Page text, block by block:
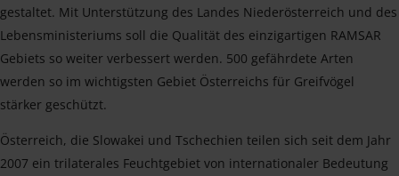
gestaltet. Mit Unterstützung des Landes Niederösterreich und des
Lebensministeriums soll die Qualität des einzigartigen RAMSAR
Gebiets so weiter verbessert werden. 500 gefährdete Arten
werden so im wichtigsten Gebiet Österreichs für Greifvögel
stärker geschützt.
Österreich, die Slowakei und Tschechien teilen sich seit dem Jahr
2007 ein trilaterales Feuchtgebiet von internationaler Bedeutung